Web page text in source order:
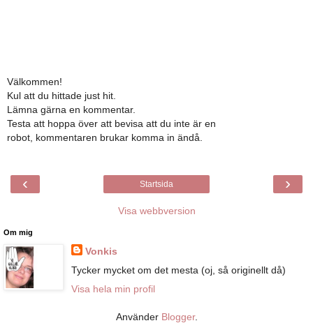
Välkommen!
Kul att du hittade just hit.
Lämna gärna en kommentar.
Testa att hoppa över att bevisa att du inte är en
robot, kommentaren brukar komma in ändå.
‹ ›
Startsida
Visa webbversion
Om mig
Vonkis
Tycker mycket om det mesta (oj, så originellt då)
Visa hela min profil
Använder Blogger.